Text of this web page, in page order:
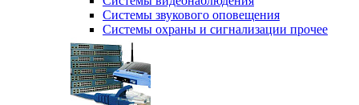
Системы звукового оповещения
Системы охраны и сигнализации прочее